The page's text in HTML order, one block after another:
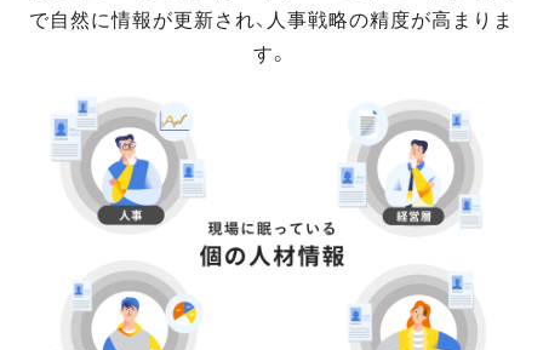
で自然に情報が更新され、人事戦略の精度が高まりま
す。